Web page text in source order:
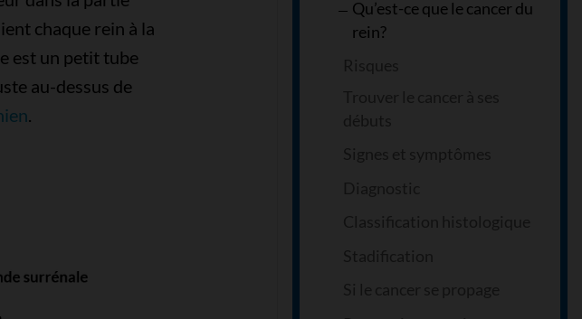
Qu’est-ce que le cancer du
rein?
chaque rein à la
est un petit tube
au-dessus de
.